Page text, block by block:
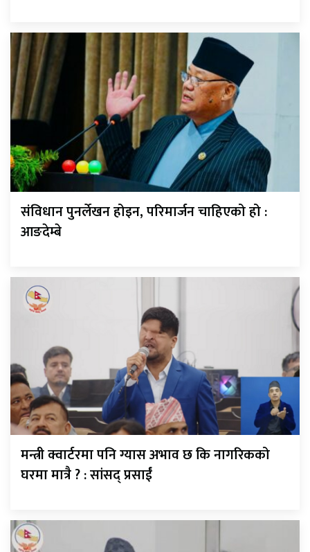
संविधान पुनर्लेखन होइन, परिमार्जन चाहिएको हो :
आङदेम्बे
मन्त्री क्वार्टरमा पनि ग्यास अभाव छ कि नागरिकको
घरमा मात्रै ? : सांसद् प्रसाईं